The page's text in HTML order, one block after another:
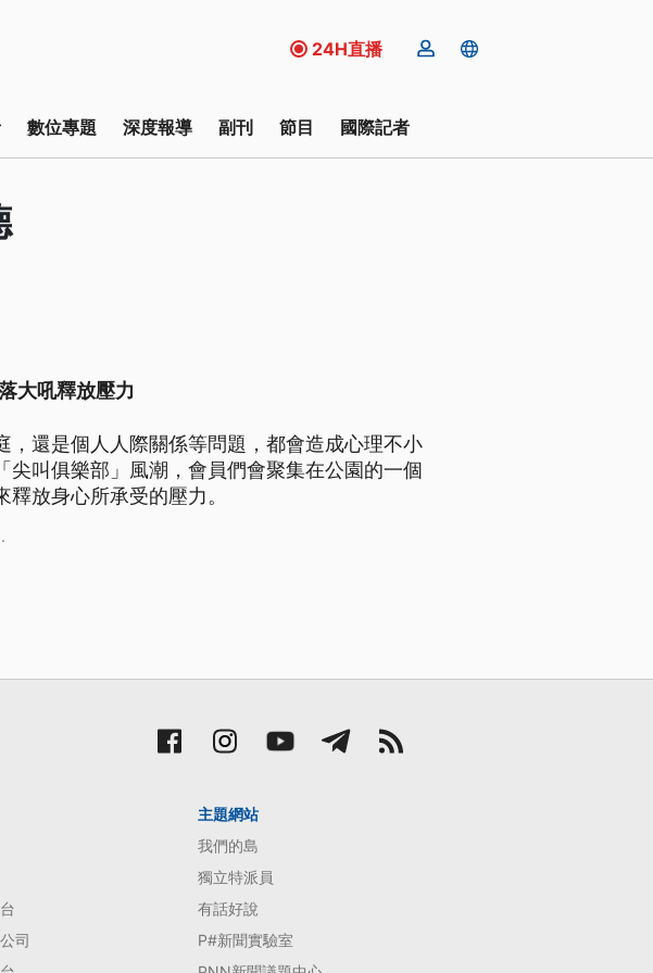
24H直播
數位專題 深度報導 副刊 節目 國際記者
大吼釋放壓力
，還是個人人際關係等問題，都會造成心理不小
尖叫俱樂部」風潮，會員們會聚集在公園的一個
放身心所承受的壓力。
司
主題網站
我們的島
獨立特派員
有話好說
P#新聞實驗室